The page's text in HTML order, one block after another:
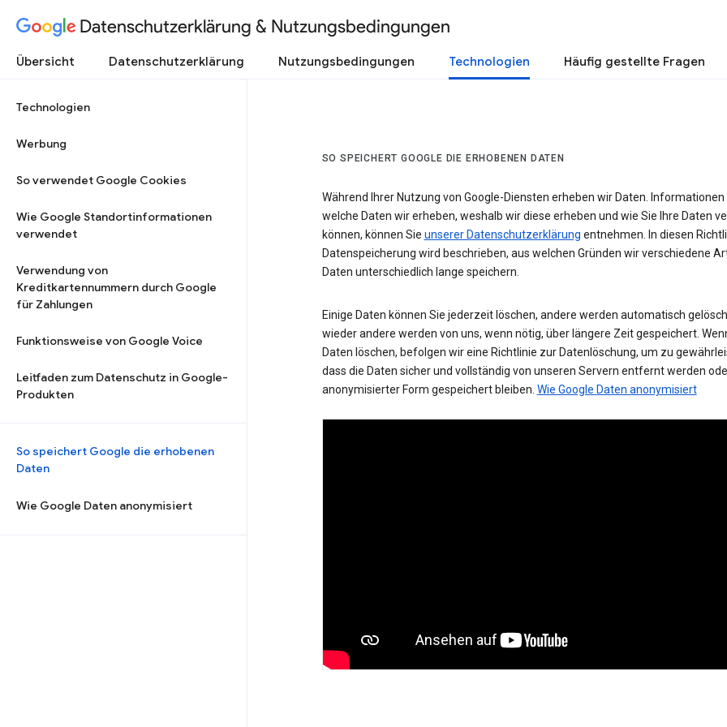
Datenschutzerklärung & Nutzungsbedingungen
Übersicht Datenschutzerklärung Nutzungsbedingungen Technologien Häufig gestellte Fragen
Technologien
Werbung
So verwendet Google Cookies
Wie Google Standortinformationen
verwendet
Verwendung von
Kreditkartennummern durch Google
für Zahlungen
Funktionsweise von Google Voice
Leitfaden zum Datenschutz in Google-
Produkten
So speichert Google die erhobenen
Daten
Wie Google Daten anonymisiert
SO SPEICHERT GOOGLE DIE ERHOBENEN DATEN
Während Ihrer Nutzung von Google-Diensten erheben wir Daten. Informationen
welche Daten wir erheben, weshalb wir diese erheben und wie Sie Ihre Daten
können, können Sie unserer Datenschutzerklärung entnehmen. In diesen
Datenspeicherung wird beschrieben, aus welchen Gründen wir verschiedene
Daten unterschiedlich lange speichern.
Einige Daten können Sie jederzeit löschen, andere werden automatisch
wieder andere werden von uns, wenn nötig, über längere Zeit gespeichert.
Daten löschen, befolgen wir eine Richtlinie zur Datenlöschung, um zu
dass die Daten sicher und vollständig von unseren Servern entfernt werden
anonymisierter Form gespeichert bleiben. Wie Google Daten anonymisiert